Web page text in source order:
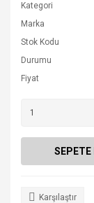
Kategori
Marka
Stok Kodu
Durumu
Fiyat
SEPETE
Karşılaştır